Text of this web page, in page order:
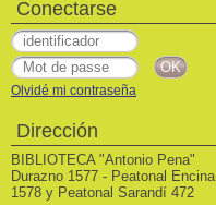
Conectarse
Olvidé mi contraseña
Dirección
BIBLIOTECA "Antonio Pena"
Durazno 1577 - Peatonal Encina
1578 y Peatonal Sarandí 472